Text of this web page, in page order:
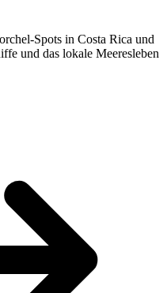
Spots in Costa Rica und
und das lokale Meeresleben